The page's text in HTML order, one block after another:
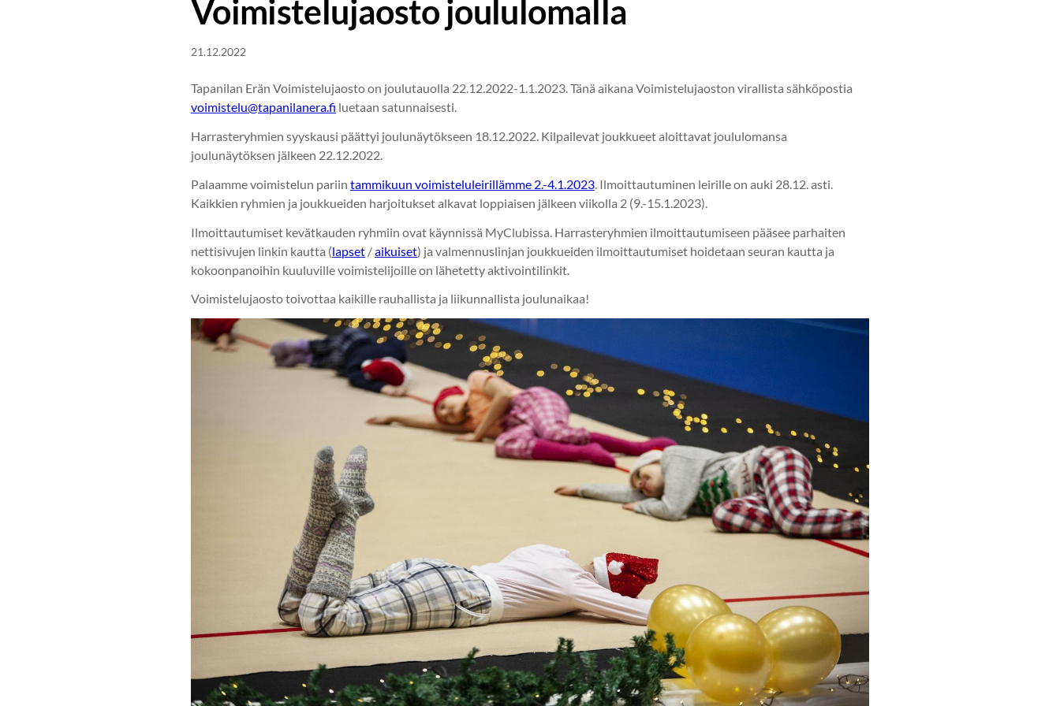
Voimistelujaosto joululomalla
21.12.2022
Tapanilan Erän Voimistelujaosto on joulutauolla 22.12.2022-1.1.2023. Tänä aikana Voimistelujaoston virallista sähköpostia
voimistelu@tapanilanera.fi luetaan satunnaisesti.
Harrasteryhmien syyskausi päättyi joulunäytökseen 18.12.2022. Kilpailevat joukkueet aloittavat joululomansa
joulunäytöksen jälkeen 22.12.2022.
Palaamme voimistelun pariin tammikuun voimisteluleirillämme 2.-4.1.2023. Ilmoittautuminen leirille on auki 28.12. asti.
Kaikkien ryhmien ja joukkueiden harjoitukset alkavat loppiaisen jälkeen viikolla 2 (9.-15.1.2023).
Ilmoittautumiset kevätkauden ryhmiin ovat käynnissä MyClubissa. Harrasteryhmien ilmoittautumiseen pääsee parhaiten
nettisivujen linkin kautta (lapset /aikuiset) ja valmennuslinjan joukkueiden ilmoittautumiset hoidetaan seuran kautta ja
kokoonpanoihin kuuluville voimistelijoille on lähetetty aktivointilinkit.
Voimistelujaosto toivottaa kaikille rauhallista ja liikunnallista joulunaikaa!